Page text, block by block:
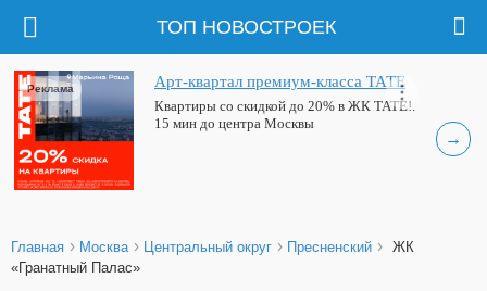
ТОП НОВОСТРОЕК
→
Арт-квартал премиум-класса ТАТЕ
Квартиры со скидкой до 20% в ЖК ТАТЕ!.
15 мин до центра Москвы
Реклама
Главная › Москва › Центральный округ › Пресненский › ЖК
«Гранатный Палас»